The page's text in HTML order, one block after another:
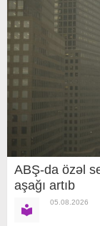
ABŞ-da özəl
aşağı artıb
05.08.2026